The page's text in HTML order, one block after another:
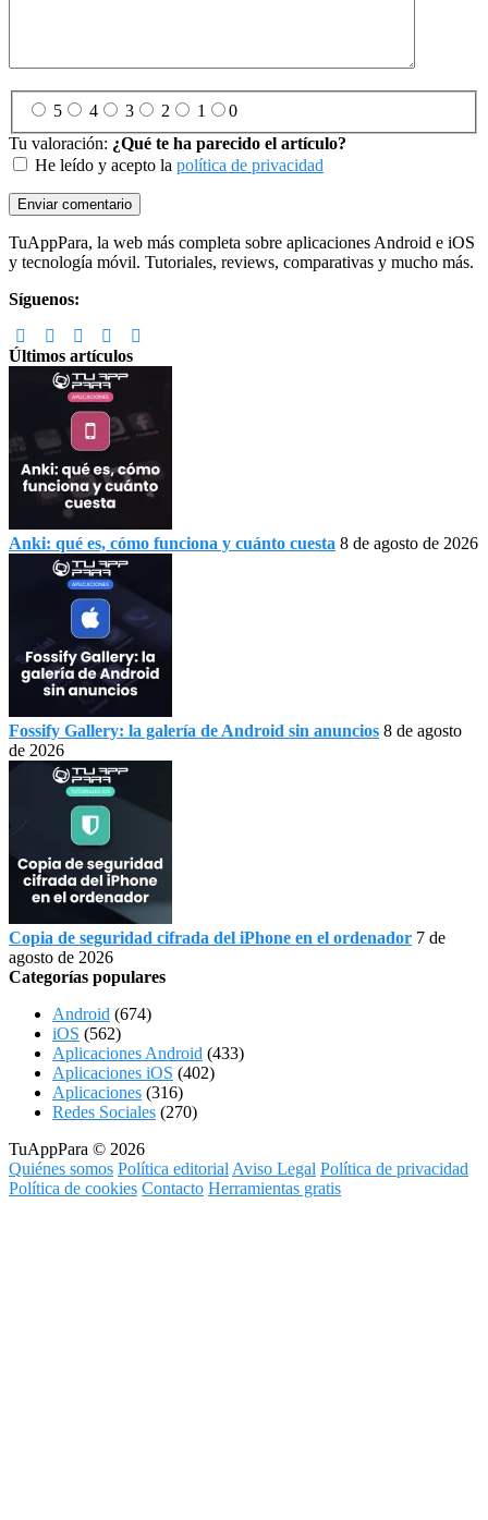
5 4 3 2 1
0
Tu valoración: ¿Qué te ha parecido el artículo?
He leído y acepto la política de privacidad
Footer
TuAppPara, la web más completa sobre aplicaciones Android e iOS
y tecnología móvil. Tutoriales, reviews, comparativas y mucho más.
Síguenos:
Últimos artículos
Anki: qué es, cómo funciona y cuánto cuesta 8 de agosto de 2026
Fossify Gallery: la galería de Android sin anuncios 8 de agosto
de 2026
Copia de seguridad cifrada del iPhone en el ordenador 7 de
agosto de 2026
Categorías populares
Android (674)
iOS (562)
Aplicaciones Android (433)
Aplicaciones iOS (402)
Aplicaciones (316)
Redes Sociales (270)
TuAppPara © 2026
Quiénes somos Política editorial Aviso Legal Política de privacidad
Política de cookies Contacto Herramientas gratis